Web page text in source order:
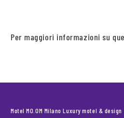
Per maggiori informazioni su
Motel MO.OM Milano Luxury motel &